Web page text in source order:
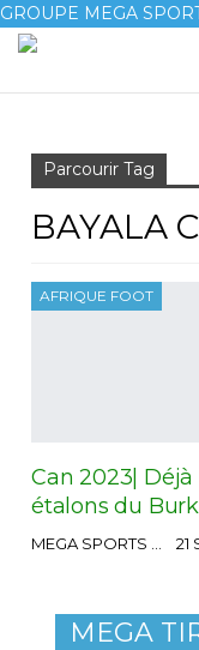
GROUPE MEGA
2023/pl/P
Parcourir Tag
BAYALA
AFRIQUE FOOT
Can 2023|
étalons du
21
MEGA